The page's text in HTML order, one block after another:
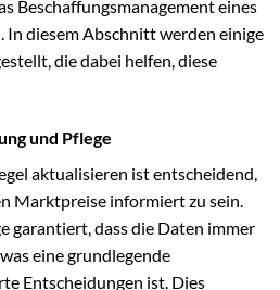
Beschaffungsmanagement eines
In diesem Abschnitt werden einige
die dabei helfen, diese
und Pflege
aktualisieren ist entscheidend,
Marktpreise informiert zu sein.
garantiert, dass die Daten immer
eine grundlegende
Entscheidungen ist. Dies